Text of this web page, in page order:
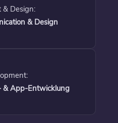
& Design:
& Design
& App-Entwicklung